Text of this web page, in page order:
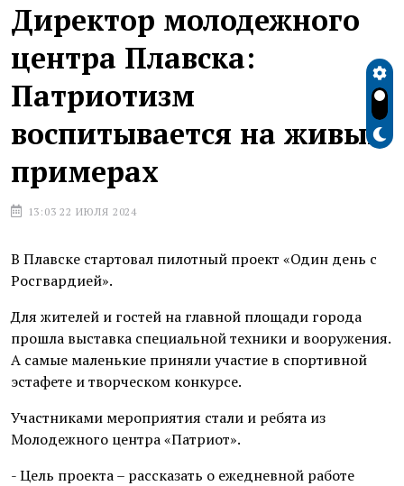
Директор молодежного
центра Плавска:
Патриотизм
воспитывается на живых
примерах
13:03 22 ИЮЛЯ 2024
В Плавске стартовал пилотный проект «Один день с
Росгвардией».
Для жителей и гостей на главной площади города
прошла выставка специальной техники и вооружения.
А самые маленькие приняли участие в спортивной
эстафете и творческом конкурсе.
Участниками мероприятия стали и ребята из
Молодежного центра «Патриот».
- Цель проекта – рассказать о ежедневной работе